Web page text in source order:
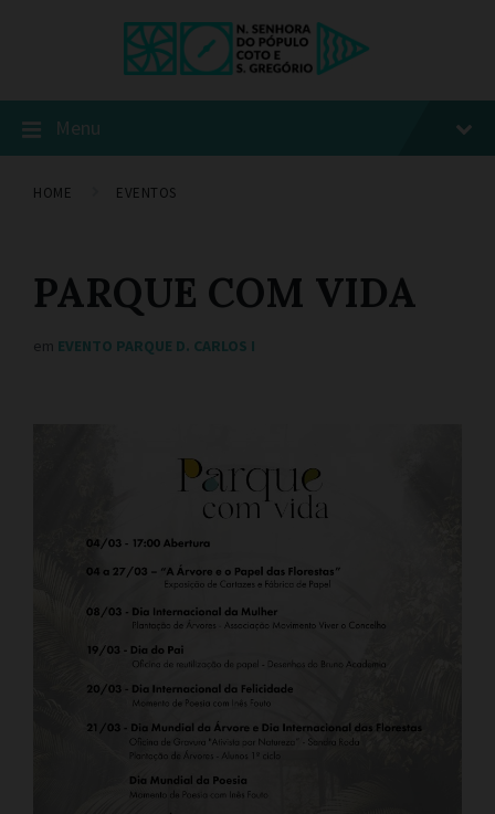
Menu
HOME EVENTOS
PARQUE COM VIDA
em EVENTO PARQUE D. CARLOS I